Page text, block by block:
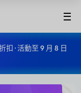
扣 · 活動至 9 月 8 日